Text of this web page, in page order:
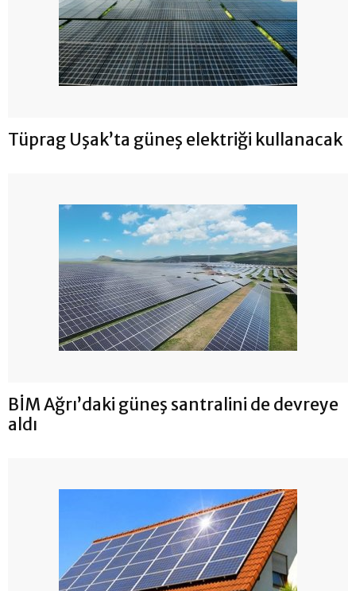
Tüprag Uşak’ta güneş elektriği kullanacak
BİM Ağrı’daki güneş santralini de devreye
aldı